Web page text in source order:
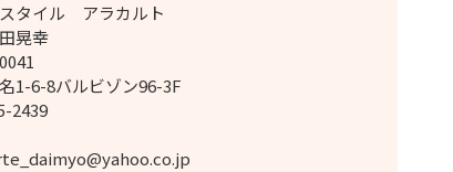
スタイル アラカルト
晃幸
1-6-8バルビゾン96-3F
2439